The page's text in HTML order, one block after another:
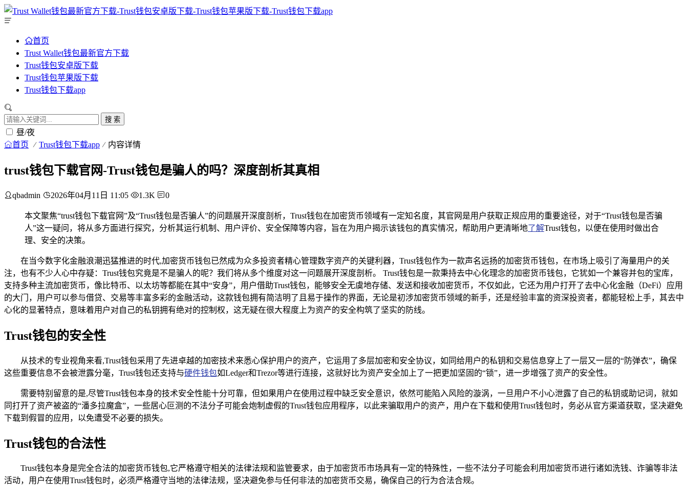
首页
Trust Wallet钱包最新官方下载
Trust钱包安卓版下载
Trust钱包苹果版下载
Trust钱包下载app
搜 索
昼/夜
首页 Trust钱包下载app 内容详情
trust钱包下载官网-Trust钱包是骗人的吗？深度剖析其真相
qbadmin 2026年04月11日 11:05 1.3K 0
本文聚焦“trust钱包下载官网”及“Trust钱包是否骗人”的问题展开深度剖析，Trust钱包在加密货币领域有一定知名度，其官网是用户获取正规应用的重要途径，对于“Trust钱包是否骗
人”这一疑问，将从多方面进行探究，分析其运行机制、用户评价、安全保障等内容，旨在为用户揭示该钱包的真实情况，帮助用户更清晰地了解Trust钱包，以便在使用时做出合
理、安全的决策。
在当今数字化金融浪潮迅猛推进的时代,加密货币钱包已然成为众多投资者精心管理数字资产的关键利器，Trust钱包作为一款声名远扬的加密货币钱包，在市场上吸引了海量用户的关
注，也有不少人心中存疑：Trust钱包究竟是不是骗人的呢？我们将从多个维度对这一问题展开深度剖析。 Trust钱包是一款秉持去中心化理念的加密货币钱包，它犹如一个兼容并包的宝库，
支持多种主流加密货币，像比特币、以太坊等都能在其中“安身”，用户借助Trust钱包，能够安全无虞地存储、发送和接收加密货币，不仅如此，它还为用户打开了去中心化金融（DeFi）应用
的大门，用户可以参与借贷、交易等丰富多彩的金融活动，这款钱包拥有简洁明了且易于操作的界面，无论是初涉加密货币领域的新手，还是经验丰富的资深投资者，都能轻松上手，其去中
心化的显著特点，意味着用户对自己的私钥拥有绝对的控制权，这无疑在很大程度上为资产的安全构筑了坚实的防线。
Trust钱包的安全性
从技术的专业视角来看,Trust钱包采用了先进卓越的加密技术来悉心保护用户的资产，它运用了多层加密和安全协议，如同给用户的私钥和交易信息穿上了一层又一层的“防弹衣”，确保
这些重要信息不会被泄露分毫，Trust钱包还支持与硬件钱包如Ledger和Trezor等进行连接，这就好比为资产安全加上了一把更加坚固的“锁”，进一步增强了资产的安全性。
需要特别留意的是,尽管Trust钱包本身的技术安全性能十分可靠，但如果用户在使用过程中缺乏安全意识，依然可能陷入风险的漩涡，一旦用户不小心泄露了自己的私钥或助记词，就如
同打开了资产被盗的“潘多拉魔盒”，一些居心叵测的不法分子可能会炮制虚假的Trust钱包应用程序，以此来骗取用户的资产，用户在下载和使用Trust钱包时，务必从官方渠道获取，坚决避免
下载到假冒的应用，以免遭受不必要的损失。
Trust钱包的合法性
Trust钱包本身是完全合法的加密货币钱包,它严格遵守相关的法律法规和监管要求，由于加密货币市场具有一定的特殊性，一些不法分子可能会利用加密货币进行诸如洗钱、诈骗等非法
活动，用户在使用Trust钱包时，必须严格遵守当地的法律法规，坚决避免参与任何非法的加密货币交易，确保自己的行为合法合规。